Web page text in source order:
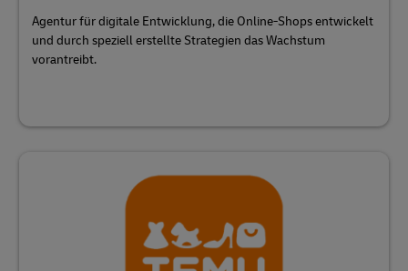
Agentur für digitale Entwicklung, die Online-Shops entwickelt
und durch speziell erstellte Strategien das Wachstum
vorantreibt.